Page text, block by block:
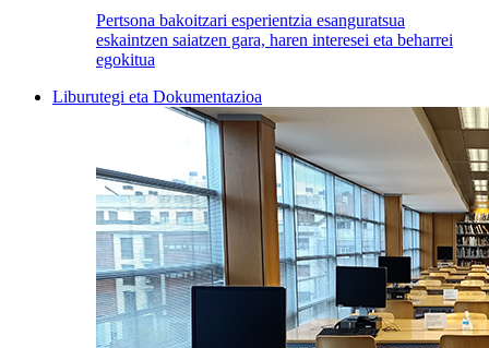
Pertsona bakoitzari esperientzia esanguratsua
eskaintzen saiatzen gara, haren interesei eta beharrei
egokitua
Liburutegi eta Dokumentazioa